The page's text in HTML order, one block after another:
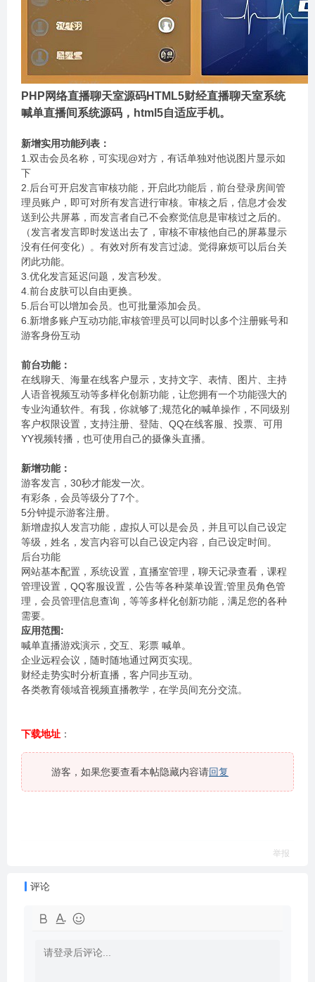
PHP网络直播聊天室源码HTML5财经直播聊天室系统
喊单直播间系统源码，html5自适应手机。
新增实用功能列表：
1.双击会员名称，可实现@对方，有话单独对他说图片显示如
下
2.后台可开启发言审核功能，开启此功能后，前台登录房间管
理员账户，即可对所有发言进行审核。审核之后，信息才会发
送到公共屏幕，而发言者自己不会察觉信息是审核过之后的。
（发言者发言即时发送出去了，审核不审核他自己的屏幕显示
没有任何变化）。有效对所有发言过滤。觉得麻烦可以后台关
闭此功能。
3.优化发言延迟问题，发言秒发。
4.前台皮肤可以自由更换。
5.后台可以增加会员。也可批量添加会员。
6.新增多账户互动功能,审核管理员可以同时以多个注册账号和
游客身份互动
前台功能：
在线聊天、海量在线客户显示，支持文字、表情、图片、主持
人语音视频互动等多样化创新功能，让您拥有一个功能强大的
专业沟通软件。有我，你就够了;规范化的喊单操作，不同级别
客户权限设置，支持注册、登陆、QQ在线客服、投票、可用
YY视频转播，也可使用自己的摄像头直播。
新增功能：
游客发言，30秒才能发一次。
有彩条，会员等级分了7个。
5分钟提示游客注册。
新增虚拟人发言功能，虚拟人可以是会员，并且可以自己设定
等级，姓名，发言内容可以自己设定内容，自己设定时间。
后台功能
网站基本配置，系统设置，直播室管理，聊天记录查看，课程
管理设置，QQ客服设置，公告等各种菜单设置;管里员角色管
理，会员管理信息查询，等等多样化创新功能，满足您的各种
需要。
应用范围:
喊单直播游戏演示，交互、彩票 喊单。
企业远程会议，随时随地通过网页实现。
财经走势实时分析直播，客户同步互动。
各类教育领域音视频直播教学，在学员间充分交流。
下载地址 ：
游客，如果您要查看本帖隐藏内容请回复
举报
评论